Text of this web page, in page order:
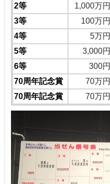
2等
1,000万円
3等
100万円
4等
5万円
5等
3,000円
6等
300円
70周年記念賞
70万円
70周年記念賞
70万円